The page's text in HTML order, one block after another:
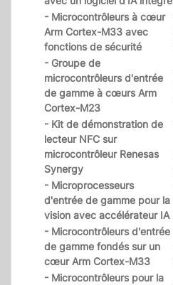
- Microcontrôleurs à cœur
Arm Cortex-M33 avec
fonctions de sécurité
- Groupe de
microcontrôleurs d'entrée
de gamme à cœurs Arm
Cortex-M23
- Kit de démonstration de
lecteur NFC sur
microcontrôleur Renesas
Synergy
- Microprocesseurs
d'entrée de gamme pour la
vision avec accélérateur IA
- Microcontrôleurs d'entrée
de gamme fondés sur un
cœur Arm Cortex-M33
- Microcontrôleurs pour la